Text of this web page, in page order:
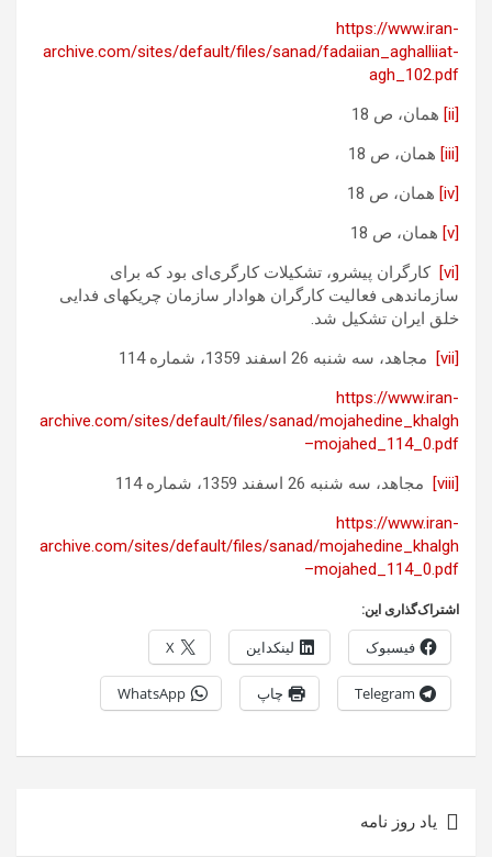
https://www.iran-
archive.com/sites/default/files/sanad/fadaiian_aghalliiat-
agh_102.pdf
[ii]
همان، ص 18
[iii]
همان، ص 18
[iv]
همان، ص 18
[v]
همان، ص 18
[vi]
کارگران پیشرو، تشکیلات کارگری‌ای بود که برای
سازماندهی فعالیت کارگران هوادار سازمان چریکهای فدایی
خلق ایران تشکیل شد.
[vii]
مجاهد، سه شنبه 26 اسفند 1359، شماره 114
https://www.iran-
archive.com/sites/default/files/sanad/mojahedine_khalgh
–mojahed_114_0.pdf
[viii]
مجاهد، سه شنبه 26 اسفند 1359، شماره 114
https://www.iran-
archive.com/sites/default/files/sanad/mojahedine_khalgh
–mojahed_114_0.pdf
اشتراک‌گذاری این:
فیسبوک لینکداین X
Telegram چاپ WhatsApp
نوشته
یاد روز نامه